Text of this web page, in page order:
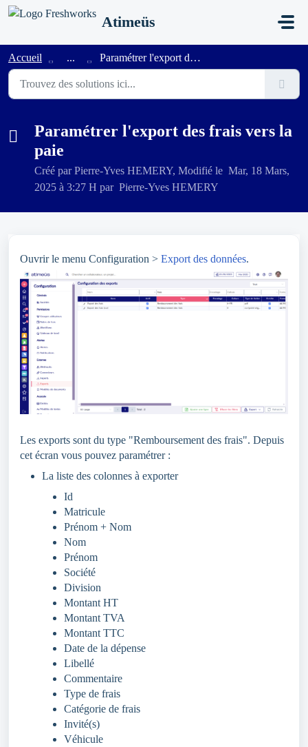
Passer au contenu principal
Atimeüs
Accueil ... Paramétrer l'export des frais vers la paie
Paramétrer l'export des frais vers la
paie
Créé par Pierre-Yves HEMERY, Modifié le Mar, 18 Mars,
2025 à 3:27 H par Pierre-Yves HEMERY
Ouvrir le menu Configuration > Export des données.
Les exports sont du type "Remboursement des frais". Depuis
cet écran vous pouvez paramétrer :
La liste des colonnes à exporter
Id
Matricule
Prénom + Nom
Nom
Prénom
Société
Division
Montant HT
Montant TVA
Montant TTC
Date de la dépense
Libellé
Commentaire
Type de frais
Catégorie de frais
Invité(s)
Véhicule